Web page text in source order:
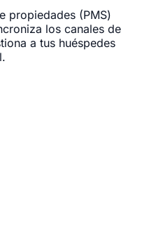
propiedades (PMS)
los canales de
a tus huéspedes